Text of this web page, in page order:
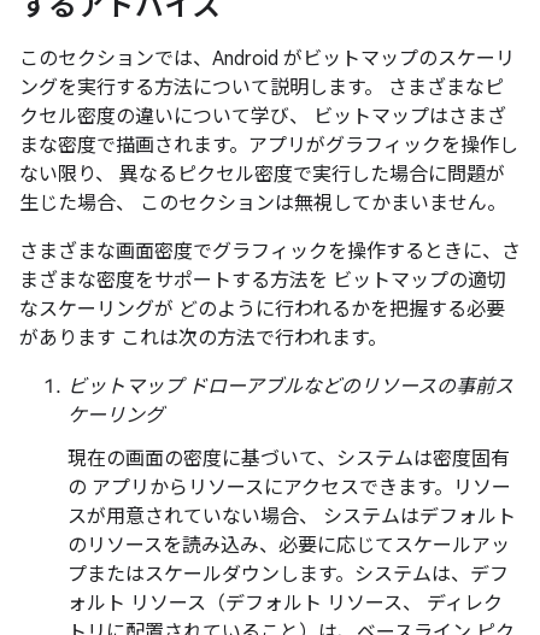
このセクションでは、Android がビットマップのスケーリ
ングを実行する方法について説明します。 さまざまなピ
クセル密度の違いについて学び、 ビットマップはさまざ
まな密度で描画されます。アプリがグラフィックを操作し
ない限り、 異なるピクセル密度で実行した場合に問題が
生じた場合、 このセクションは無視してかまいません。
さまざまな画面密度でグラフィックを操作するときに、さ
まざまな密度をサポートする方法を ビットマップの適切
なスケーリングが どのように行われるかを把握する必要
があります これは次の方法で行われます。
ビットマップ ドローアブルなどのリソースの事前ス
ケーリング
現在の画面の密度に基づいて、システムは密度固有
の アプリからリソースにアクセスできます。リソー
スが用意されていない場合、 システムはデフォルト
のリソースを読み込み、必要に応じてスケールアッ
プまたはスケールダウンします。システムは、デフ
ォルト リソース（デフォルト リソース、 ディレク